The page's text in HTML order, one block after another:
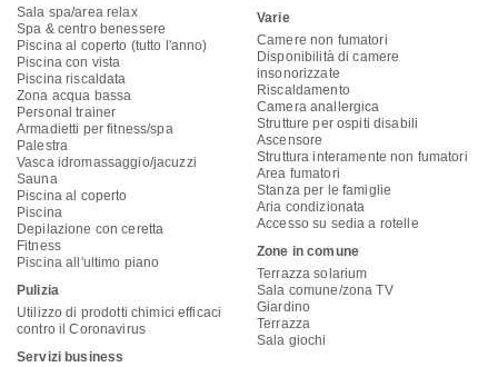
Sala spa/area relax
Spa & centro benessere
Piscina al coperto (tutto l'anno)
Piscina con vista
Piscina riscaldata
Zona acqua bassa
Personal trainer
Armadietti per fitness/spa
Palestra
Vasca idromassaggio/jacuzzi
Sauna
Piscina al coperto
Piscina
Depilazione con ceretta
Fitness
Piscina all'ultimo piano
Pulizia
Utilizzo di prodotti chimici efficaci
contro il Coronavirus
Servizi business
Varie
Camere non fumatori
Disponibilità di camere
insonorizzate
Riscaldamento
Camera anallergica
Strutture per ospiti disabili
Ascensore
Struttura interamente non fumatori
Area fumatori
Stanza per le famiglie
Aria condizionata
Accesso su sedia a rotelle
Zone in comune
Terrazza solarium
Sala comune/zona TV
Giardino
Terrazza
Sala giochi